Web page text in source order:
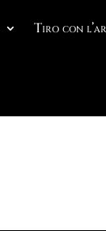
Tiro con